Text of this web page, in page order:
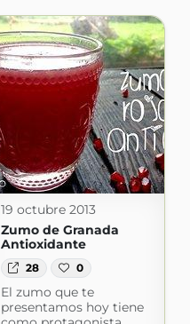
19 octubre 2013
Zumo de Granada
Antioxidante
28 0
El zumo que te
presentamos hoy tiene